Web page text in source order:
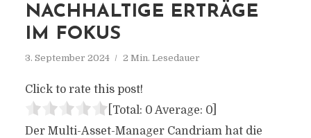
NACHHALTIGE ERTRÄGE
IM FOKUS
3. September 2024 2 Min. Lesedauer
Click to rate this post!
[Total: 0 Average: 0]
Der Multi-Asset-Manager Candriam hat die